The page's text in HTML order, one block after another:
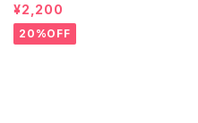
2>
¥2,200
20%OFF